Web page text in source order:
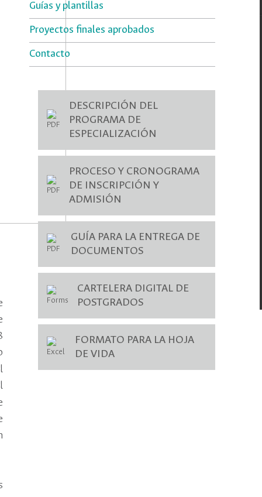
Guías y plantillas
Proyectos finales aprobados
Contacto
DESCRIPCIÓN DEL
PROGRAMA DE
ESPECIALIZACIÓN
PROCESO Y CRONOGRAMA
DE INSCRIPCIÓN Y
ADMISIÓN
GUÍA PARA LA ENTREGA DE
DOCUMENTOS
CARTELERA DIGITAL DE
POSTGRADOS
FORMATO PARA LA HOJA
DE VIDA